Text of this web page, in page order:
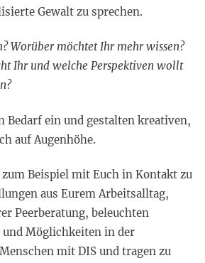
Gewalt zu sprechen.
Worüber möchtet Ihr mehr wissen?
Ihr und welche Perspektiven wollt
Bedarf ein und gestalten kreativen,
auf Augenhöhe.
Beispiel mit Euch in Kontakt zu
aus Eurem Arbeitsalltag,
Peerberatung, beleuchten
Möglichkeiten in der
mit DIS und tragen zu